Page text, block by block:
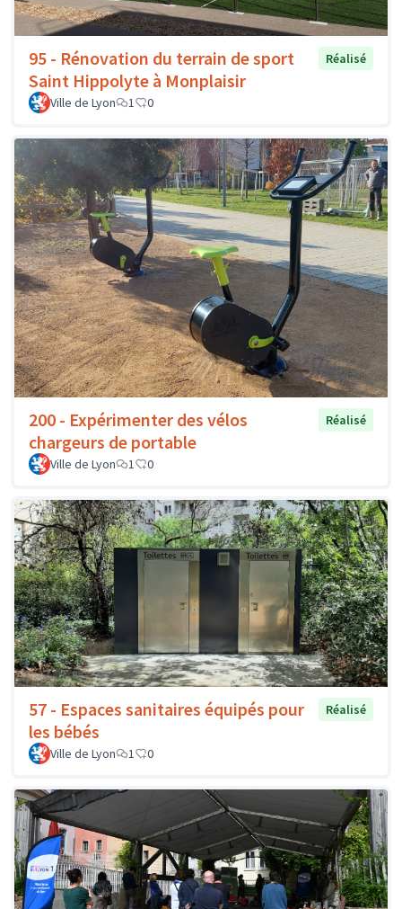
95 - Rénovation du terrain de sport
Saint Hippolyte à Monplaisir
Réalisé
Ville de Lyon 1 0
200 - Expérimenter des vélos
chargeurs de portable
Réalisé
Ville de Lyon 1 0
57 - Espaces sanitaires équipés pour
les bébés
Réalisé
Ville de Lyon 1 0